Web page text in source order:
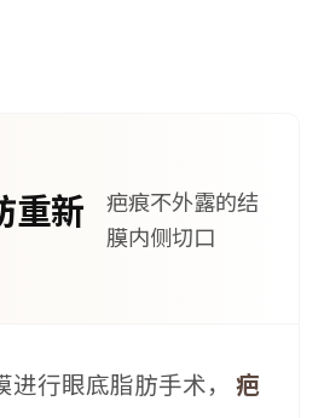
重新
疤痕不外露的结
膜内侧切口
行眼底脂肪手术， 疤